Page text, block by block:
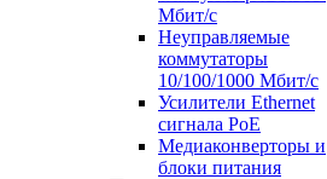
Мбит/с
Неуправляемые
коммутаторы
10/100/1000 Мбит/с
Усилители Ethernet
сигнала PoE
Медиаконверторы и
блоки питания